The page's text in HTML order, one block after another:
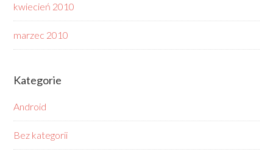
kwiecień 2010
marzec 2010
Kategorie
Android
Bez kategorii